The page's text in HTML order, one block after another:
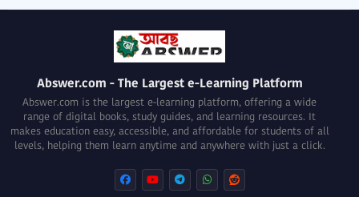
Abswer.com - The Largest e-Learning Platform
Abswer.com is the largest e-learning platform, offering a wide
range of digital books, study guides, and learning resources. It
makes education easy, accessible, and affordable for students of all
levels, helping them learn anytime and anywhere with just a click.